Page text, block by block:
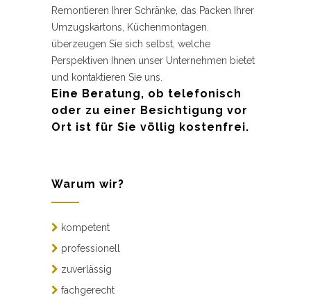
Remontieren Ihrer Schränke, das Packen Ihrer
Umzugskartons, Küchenmontagen.
überzeugen Sie sich selbst, welche
Perspektiven Ihnen unser Unternehmen bietet
und kontaktieren Sie uns.
Eine Beratung, ob telefonisch
oder zu einer Besichtigung vor
Ort ist für Sie völlig kostenfrei.
Warum wir?
kompetent
professionell
zuverlässig
fachgerecht